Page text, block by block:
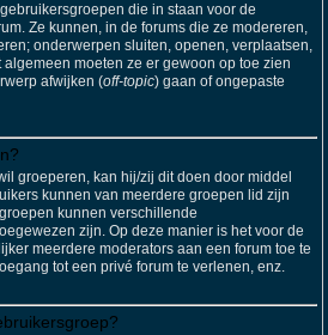
die in staan voor de
Ze kunnen, in de forums die ze modereren,
onderwerpen sluiten, openen, verplaatsen,
moeten ze er gewoon op toe zien
afwijken (off-topic) gaan of ongepaste
groeperen, kan hij/zij dit doen door middel
kunnen van meerdere groepen lid zijn
kunnen verschillende
zijn. Op deze manier is het voor de
meerdere moderators aan een forum toe te
tot een privé forum te verlenen, enz.